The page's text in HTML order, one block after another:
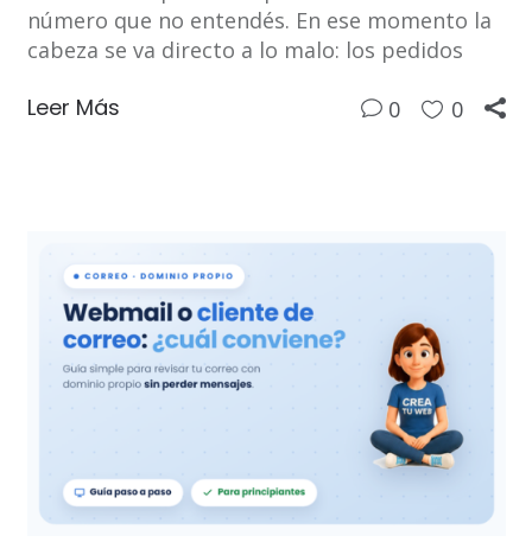
número que no entendés. En ese momento la
cabeza se va directo a lo malo: los pedidos
Leer Más 0 0